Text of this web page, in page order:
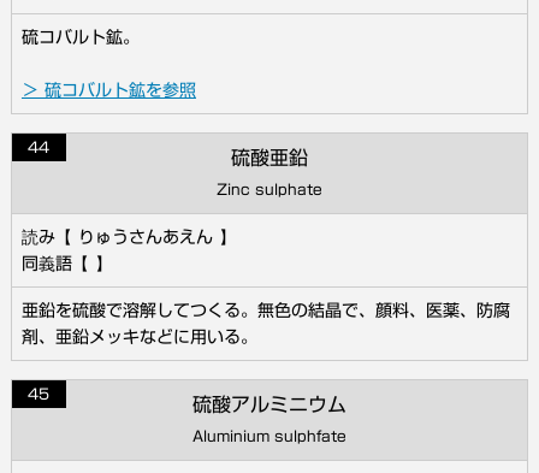
硫コバルト鉱。
＞ 硫コバルト鉱を参照
44
硫酸亜鉛
Zinc sulphate
りゅうさんあえん
亜鉛を硫酸で溶解してつくる。無色の結晶で、顔料、医薬、防腐
剤、亜鉛メッキなどに用いる。
45
硫酸アルミニウム
Aluminium sulphfate